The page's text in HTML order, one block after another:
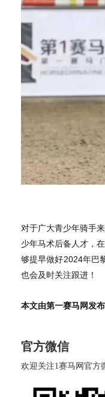
对于广大青少年骑手
少年马术后备人才，
够提早做好2024年巴
也会及时关注跟进！
本文由第一赛马网发
官方微信
欢迎关注1赛马网官方